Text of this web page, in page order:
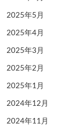
2025年5月
2025年4月
2025年3月
2025年2月
2025年1月
2024年12月
2024年11月